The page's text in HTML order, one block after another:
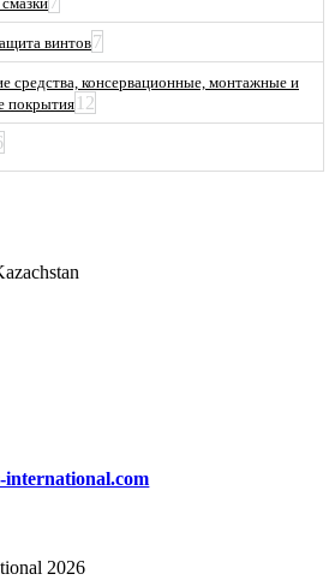
винтов7
средства, консервационные, монтажные и
покрытия 12
international.com
2026